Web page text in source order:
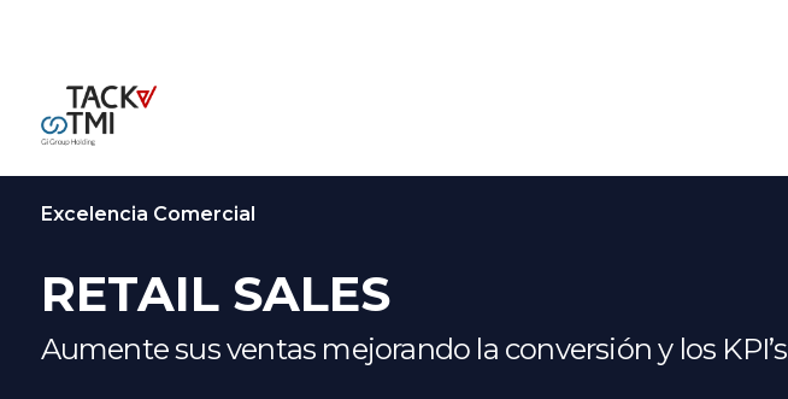
Excelencia Comercial
RETAIL SALES
Aumente sus ventas mejorando la conversión y los KPI’s